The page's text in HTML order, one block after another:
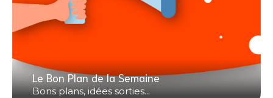
Le Bon Plan de la Semaine
Bons plans, idées sorties...